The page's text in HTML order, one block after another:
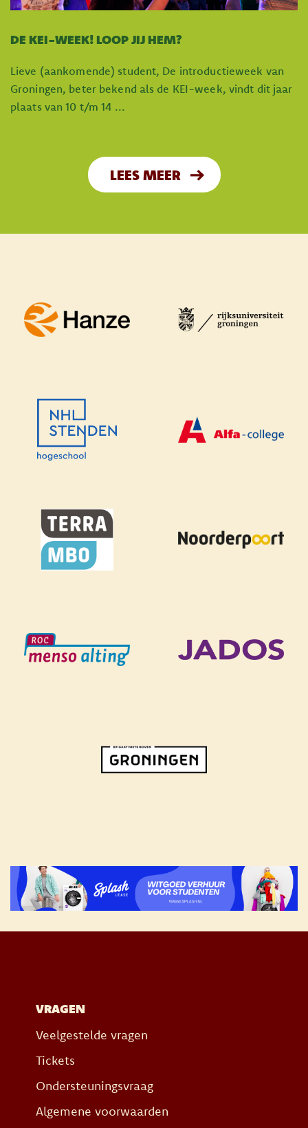
DE KEI-WEEK! LOOP JIJ HEM?
Lieve (aankomende) student, De introductieweek van
Groningen, beter bekend als de KEI-week, vindt dit jaar
plaats van 10 t/m 14 ...
LEES MEER
VRAGEN
Veelgestelde vragen
Tickets
Ondersteuningsvraag
Algemene voorwaarden